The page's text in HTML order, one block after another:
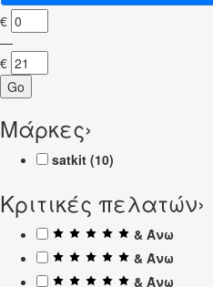
€
—
€
Go
Μάρκες›
satkit (10)
Κριτικές πελατών›
& Άνω
& Άνω
& Άνω